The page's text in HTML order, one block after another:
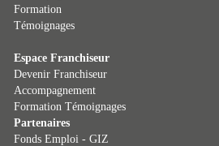
Formation
Témoignages
Espace Franchiseur
Devenir Franchiseur
Accompagnement
Formation Témoignages
Partenaires
Fonds Emploi - GIZ